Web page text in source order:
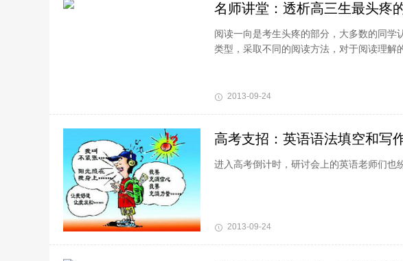
名师讲堂：透析高三生最头疼
阅读一向是考生头疼的部分，大多数的同学
类型，采取不同的阅读方法，对于阅读理解
2013-09-24
高考支招：英语语法填空和写
进入高考倒计时，研讨会上的英语老师们也
2013-09-24